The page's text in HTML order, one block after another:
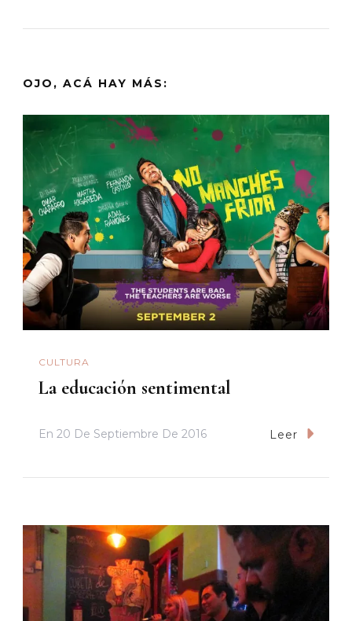
OJO, ACÁ HAY MÁS:
CULTURA
La educación sentimental
En 20 De Septiembre De 2016 Leer